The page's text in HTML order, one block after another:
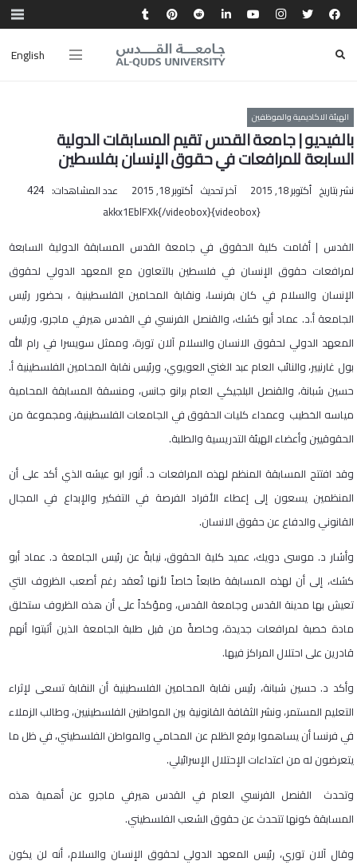
English
الهيئة الاكاديمية والموظفين
بالفيديو | جامعة القدس تقيم المسابقات الدولية
السابعة للمرافعات في حقوق الإنسان بفلسطين
نشر بتاريخ أكتوبر 18, 2015 آخر تحديث أكتوبر 18, 2015 عدد المشاهدات: 424
{videobox}akkx1EblFXk{/videobox}
القدس | أقامت كلية الحقوق في جامعة القدس المسابقة الدولية السابعة
لمرافعات حقوق الإنسان في فلسطين بالتعاون مع المعهد الدولي لحقوق
الإنسان والسلام في كان بفرنسا، ونقابة المحامين الفلسطينية ، بحضور رئيس
الجامعة أ.د. عماد أبو كشك، والقنصل الفرنسي في القدس هيرفي ماجرو، ورئيس
المعهد الدولي لحقوق الانسان والسلام آلان تورة، وممثل سويسرا في رام الله
بول غارنيير، والنائب العام عبد الغني العويوي، ورئيس نقابة المحامين الفلسطينية أ.
حسين شبانة، والقنصل البلجيكي العام برانو جانس، ومنسقة المسابقة المحامية
مياسه الخطيب وعمداء كليات الحقوق في الجامعات الفلسطينية، ومجموعة من
الحقوقيين وأعضاء الهيئة التدريسية والطلبة.
وقد افتتح المسابقة المنظم لهذه المرافعات د. أنور ابو عيشه الذي أكد على أن
المنظمين يسعون إلى إعطاء الأفراد الفرصة في التفكير والإبداع في المجال
القانوني والدفاع عن حقوق الانسان.
وأشار د. موسى دويك، عميد كلية الحقوق، نيابةً عن رئيس الجامعة د. عماد أبو
كشك، إلى أن لهذه المسابقة طابعاً خاصاً لأنها تُعقد رغم أصعب الظروف التي
تعيش بها مدينة القدس وجامعة القدس، ومؤكداً على أن هذه الظروف ستخلق
مادة خصبة لمرافعات جديدة، وخاصةً من قبل طلبة الجامعة الذين أثبتوا أنهم
قادرين على احتلال المراكز فيها.
وأكد د. حسين شبانة، رئيس نقابة المحامين الفلسطينية أن النقابة تسعى لإثراء
التعليم المستمر، ونشر الثقافة القانونية بين المواطنين الفلسطينيين، وطالب الزملاء
في فرنسا أن يساهموا برفع الظلم عن المحامي والمواطن الفلسطيني، في ظل ما
يتعرضون له من اعتداءات الإحتلال الإسرائيلي.
وتحدث القنصل الفرنسي العام في القدس هيرفي ماجرو عن أهمية هذه
المسابقة كونها تتحدث عن حقوق الشعب الفلسطيني.
وقال آلان توري، رئيس المعهد الدولي لحقوق الإنسان والسلام، أنه لن يكون